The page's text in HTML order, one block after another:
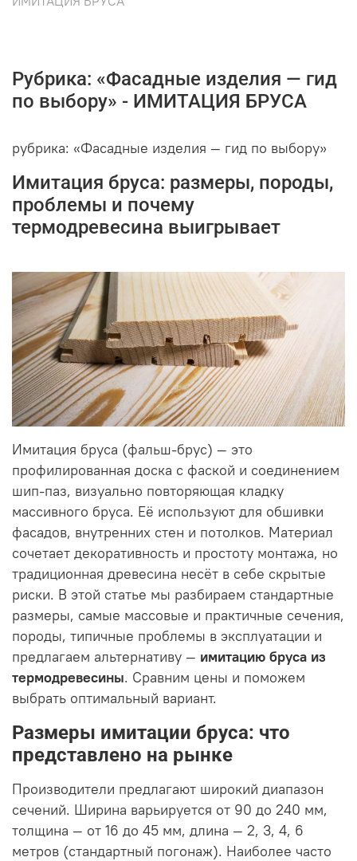
Рубрика: «Фасадные изделия — гид
по выбору» - ИМИТАЦИЯ БРУСА
рубрика: «Фасадные изделия — гид по выбору»
Имитация бруса: размеры, породы,
проблемы и почему
термодревесина выигрывает
Имитация бруса (фальш-брус) — это
профилированная доска с фаской и соединением
шип-паз, визуально повторяющая кладку
массивного бруса. Её используют для обшивки
фасадов, внутренних стен и потолков. Материал
сочетает декоративность и простоту монтажа, но
традиционная древесина несёт в себе скрытые
риски. В этой статье мы разбираем стандартные
размеры, самые массовые и практичные сечения,
породы, типичные проблемы в эксплуатации и
предлагаем альтернативу — имитацию бруса из
термодревесины. Сравним цены и поможем
выбрать оптимальный вариант.
Размеры имитации бруса: что
представлено на рынке
Производители предлагают широкий диапазон
сечений. Ширина варьируется от 90 до 240 мм,
толщина — от 16 до 45 мм, длина — 2, 3, 4, 6
метров (стандартный погонаж). Наиболее часто